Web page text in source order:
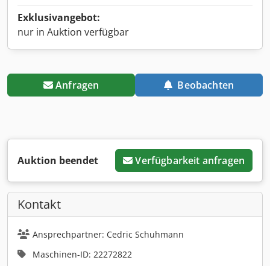
Exklusivangebot:
nur in Auktion verfügbar
Anfragen Beobachten
Auktion beendet Verfügbarkeit anfragen
Kontakt
Ansprechpartner: Cedric Schuhmann
Maschinen-ID: 22272822